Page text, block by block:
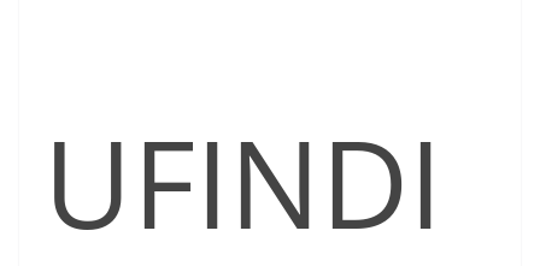
UFINDI